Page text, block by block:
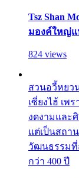
Tsz Shan
มองค์ใหญ่แ
824 views
สวนอวี้หยว
เซี่ยงไฮ้ เพ
งดงามและ
แต่เป็นสถา
วัฒนธรรมที่
กว่า 400 ปี